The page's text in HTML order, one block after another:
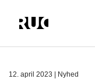
12. april 2023 | Nyhed